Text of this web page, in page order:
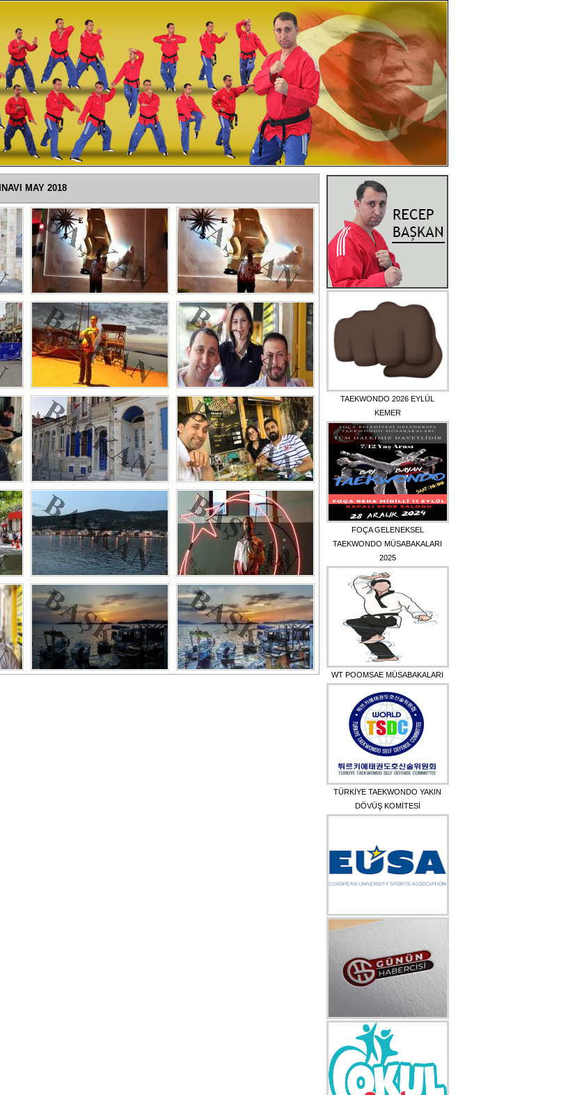
MAY 2018
TAEKWONDO 2026 EYLÜL
KEMER
FOÇA GELENEKSEL
TAEKWONDO MÜSABAKALARI
2025
WT POOMSAE MÜSABAKALARI
TÜRKİYE TAEKWONDO YAKIN
DÖVÜŞ KOMİTESİ